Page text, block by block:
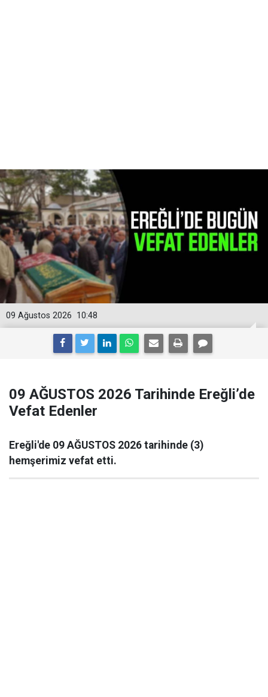
10:48
09 Ağustos 2026
09 AĞUSTOS 2026 Tarihinde Ereğli’de
Vefat Edenler
Ereğli'de 09 AĞUSTOS 2026 tarihinde (3)
hemşerimiz vefat etti.